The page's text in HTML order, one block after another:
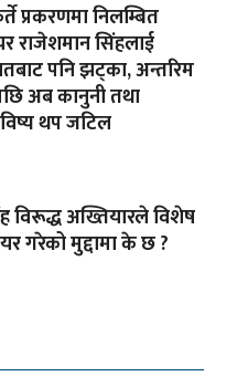
प्रकरणमा निलम्बित
राजेशमान सिंहलाई
पनि झट्का, अन्तरिम
अब कानुनी तथा
थप जटिल
विरूद्ध अख्तियारले विशेष
गरेको मुद्दामा के छ ?